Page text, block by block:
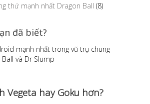
thứ mạnh nhất Dragon Ball (8)
đã biết?
mạnh nhất trong vũ trụ chung
và Dr Slump
Vegeta hay Goku hơn?